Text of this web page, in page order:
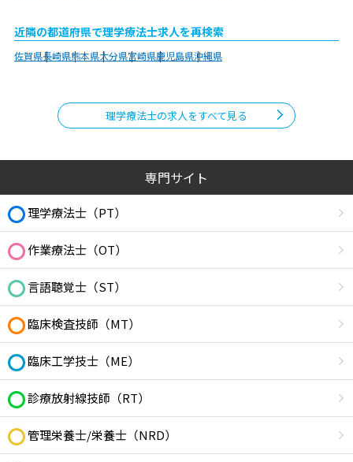
近隣の都道府県で理学療法士求人を再検索
佐賀県長崎県熊本県大分県宮崎県鹿児島県沖縄県
理学療法士の求人をすべて見る
専門サイト
理学療法士（PT）
作業療法士（OT）
言語聴覚士（ST）
臨床検査技師（MT）
臨床工学技士（ME）
診療放射線技師（RT）
管理栄養士/栄養士（NRD）